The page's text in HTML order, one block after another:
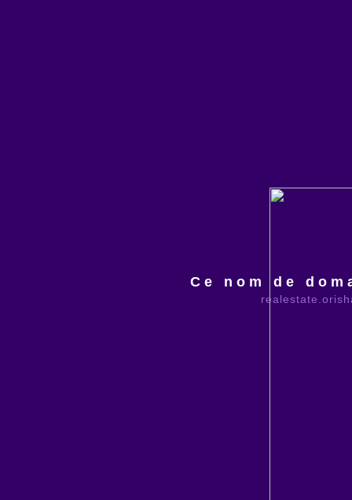
Ce nom de